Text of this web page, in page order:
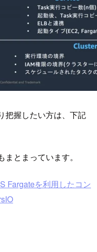
把握したい方は、下記
とまっています。
Fargateを利用したコン